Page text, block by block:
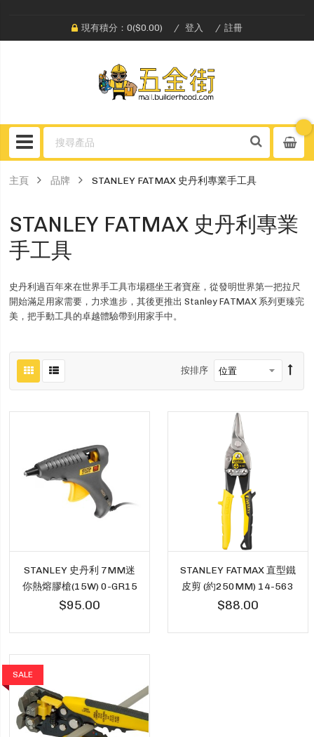
現有積分：0($0.00) 登入 註冊
主頁 品牌 STANLEY FATMAX 史丹利專業手工具
STANLEY FATMAX 史丹利專業
手工具
史丹利過百年來在世界手工具市場穩坐王者寶座，從發明世界第一把拉尺
開始滿足用家需要，力求進步，其後更推出 Stanley FATMAX 系列更臻完
美，把手動工具的卓越體驗帶到用家手中。
按排序
STANLEY 史丹利 7MM迷
你熱熔膠槍(15W) 0-GR15
$95.00
STANLEY FATMAX 直型鐵
皮剪 (約250MM) 14-563
$88.00
SALE